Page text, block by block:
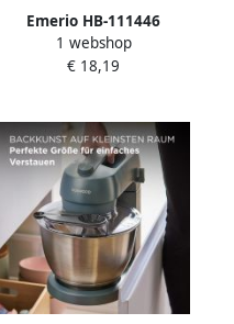
Emerio HB-111446
Staafmixer 250W
Afneembare mixvoet Zwart
1 webshop
€ 18,19